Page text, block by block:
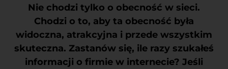
Nie chodzi tylko o obecność w sieci.
Chodzi o to, aby ta obecność była
widoczna, atrakcyjna i przede wszystkim
skuteczna. Zastanów się, ile razy szukałeś
informacji o firmie w internecie? Jeśli